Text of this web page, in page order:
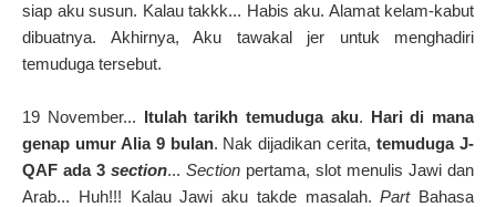
siap aku susun. Kalau takkk... Habis aku. Alamat kelam-kabut
dibuatnya. Akhirnya, Aku tawakal jer untuk menghadiri
temuduga tersebut.
19 November... Itulah tarikh temuduga aku. Hari di mana
genap umur Alia 9 bulan. Nak dijadikan cerita,temuduga J-
QAF ada 3 section... Section pertama, slot menulis Jawi dan
Arab... Huh!!! Kalau Jawi aku takde masalah.PartBahasa